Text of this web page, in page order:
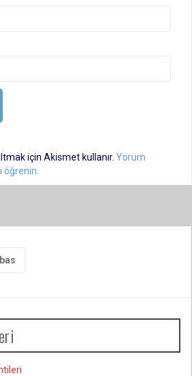
için Akismet kullanır. Yorum
öğrenin.